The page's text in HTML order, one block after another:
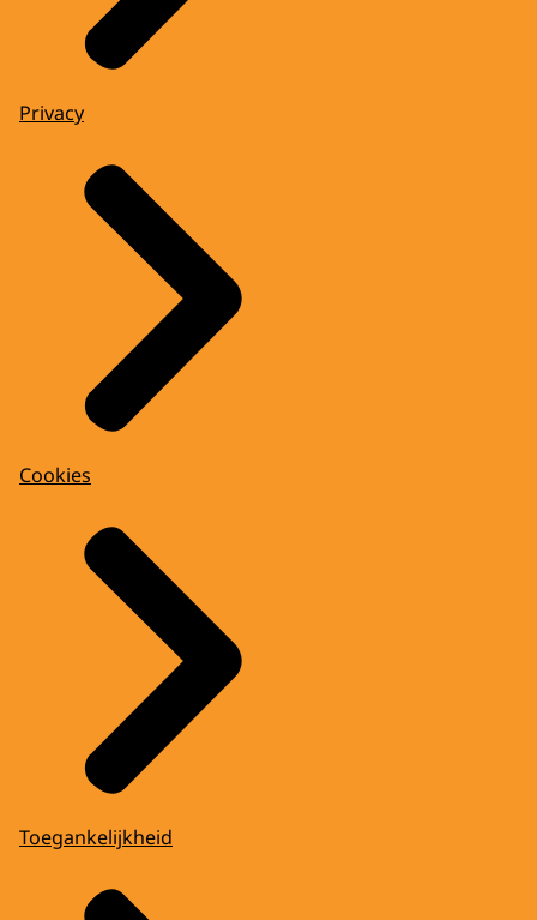
Privacy
Cookies
Toegankelijkheid